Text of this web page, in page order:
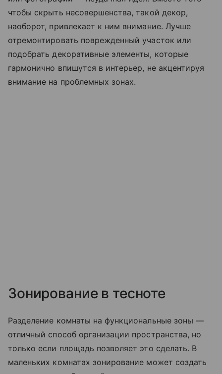
чтобы скрыть несовершенства, такой декор,
наоборот, привлекает к ним внимание. Лучше
отремонтировать поврежденный участок или
подобрать декоративные элементы, которые
гармонично впишутся в интерьер, не акцентируя
внимание на проблемных зонах.
Зонирование в тесноте
Разделение комнаты на функциональные зоны —
отличный способ организации пространства, но
только если площадь позволяет это сделать. В
маленьких комнатах зонирование может создать